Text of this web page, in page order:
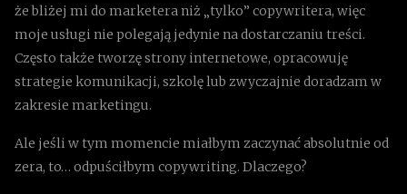
że bliżej mi do marketera niż „tylko” copywritera, więc
moje usługi nie polegają jedynie na dostarczaniu treści.
Często także tworzę strony internetowe, opracowuję
strategie komunikacji, szkolę lub zwyczajnie doradzam w
zakresie marketingu.
Ale jeśli w tym momencie miałbym zaczynać absolutnie od
zera, to… odpuściłbym copywriting. Dlaczego?